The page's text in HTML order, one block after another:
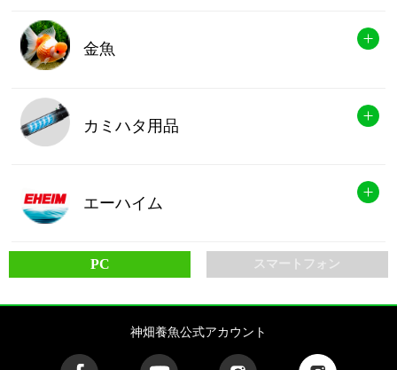
金魚
カミハタ用品
エーハイム
スマートフォン
PC
神畑養魚公式アカウント